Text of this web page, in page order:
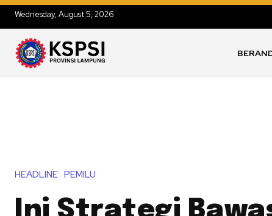
Wednesday, August 5, 2026
HEADLINE PEMILU